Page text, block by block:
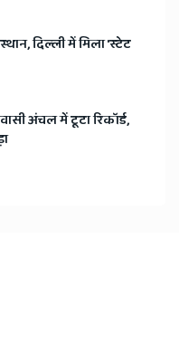
दिल्ली में मिला 'स्टेट
अंचल में टूटा रिकॉर्ड,